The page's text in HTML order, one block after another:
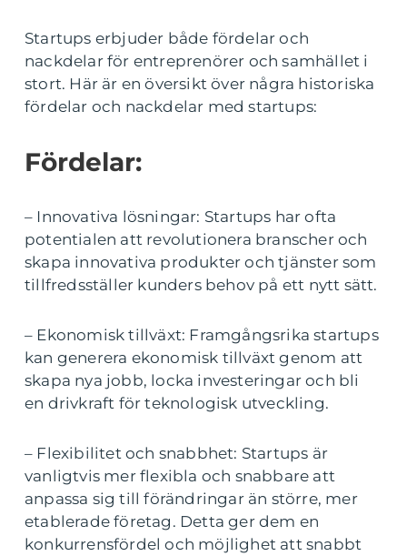
Startups erbjuder både fördelar och
nackdelar för entreprenörer och samhället i
stort. Här är en översikt över några historiska
fördelar och nackdelar med startups:
Fördelar:
– Innovativa lösningar: Startups har ofta
potentialen att revolutionera branscher och
skapa innovativa produkter och tjänster som
tillfredsställer kunders behov på ett nytt sätt.
– Ekonomisk tillväxt: Framgångsrika startups
kan generera ekonomisk tillväxt genom att
skapa nya jobb, locka investeringar och bli
en drivkraft för teknologisk utveckling.
– Flexibilitet och snabbhet: Startups är
vanligtvis mer flexibla och snabbare att
anpassa sig till förändringar än större, mer
etablerade företag. Detta ger dem en
konkurrensfördel och möjlighet att snabbt